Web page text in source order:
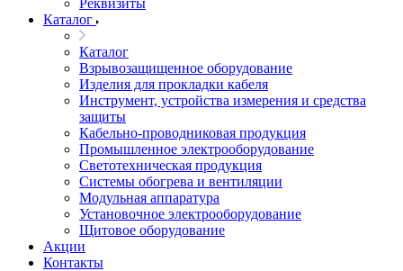
Реквизиты
Каталог
Каталог
Взрывозащищенное оборудование
Изделия для прокладки кабеля
Инструмент, устройства измерения и средства
защиты
Кабельно-проводниковая продукция
Промышленное электрооборудование
Светотехническая продукция
Системы обогрева и вентиляции
Модульная аппаратура
Установочное электрооборудование
Щитовое оборудование
Акции
Контакты